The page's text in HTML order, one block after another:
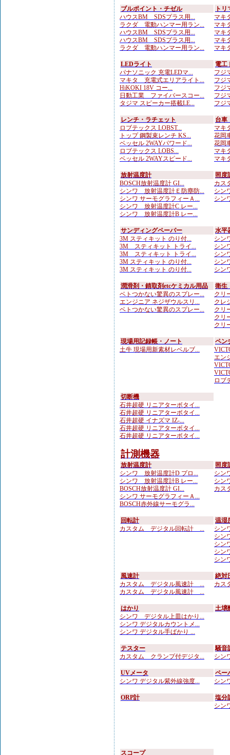
ブルポイント・チゼル
ハウスBM SDSプラス用...
ラクダ 電動ハンマー用ラン...
ハウスBM SDSプラス用...
ハウスBM SDSプラス用...
ラクダ 電動ハンマー用ラン...
ト
マキ
マキ
マキ
マキ
マキ
LEDライト
パナソニック 充電LEDマ...
マキタ 充電式エリアライト...
HiKOKI 18V コー...
日動工業 ファイバースコー...
タジマ スピーカー搭載LE...
電工
フジ
フジ
フジ
フジ
フジ
レンチ・ラチェット
ロブテックス LOBST...
トップ 鋼製束レンチ KS...
ベッセル 2WAYパワード...
ロブテックス LOBS...
ベッセル 2WAYスピード...
台車
マキ
花岡
花岡
マキ
マキ
放射温度計
BOSCH放射温度計 GI...
シンワ 放射温度計Ｅ防塵防...
シンワ サーモグラフィーＡ...
シンワ 放射温度計C レー...
シンワ 放射温度計B レー...
照度
カス
シン
シン
サンディングペーパー
3M スティキット のり付...
3M スティキット トライ...
3M スティキット トライ...
3M スティキット のり付...
3M スティキット のり付...
水平
シン
シン
シン
シン
シン
潤滑剤・錆取剤etcケミカル用品
ベトつかない驚異のスプレー...
エンジニア ネジザウルスリ...
ベトつかない驚異のスプレー...
衛生
クリ
クレ
クリ
クリ
クリ
現場用記録帳・ノート
土牛 現場用新素材レベルブ...
ペン
エン
ロブ
切断機
石井超硬 リニアターボタイ...
石井超硬 リニアターボタイ...
石井超硬 イナズマ IZ-...
石井超硬 リニアターボタイ...
石井超硬 リニアターボタイ...
計測機器
放射温度計
シンワ 放射温度計D プロ...
シンワ 放射温度計B レー...
BOSCH放射温度計 GI...
シンワ サーモグラフィーＡ...
BOSCH赤外線サーモグラ...
照度
シン
シン
カス
回転計
カスタム デジタル回転計 ...
温湿
シン
シン
シン
シン
シン
風速計
カスタム デジタル風速計 ...
カスタム デジタル風速計 ...
絶対
カス
はかり
シンワ デジタル上皿はかり...
シンワ デジタルカウントメ...
シンワ デジタル手ばかり ...
土壌
テスター
カスタム クランプ付デジタ...
騒音
シン
UVメータ
シンワ デジタル紫外線強度...
ペー
シン
ORP計
塩分
シン
スコープ